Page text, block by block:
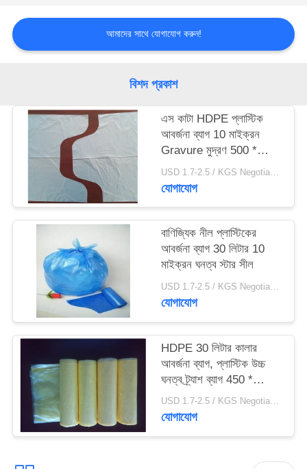
কেস
PRIVACY
POLICY
আমাদের সাথে যোগাযোগ করুন!
বিশদ প্রকাশ
এস কাটা HDPE প্লাস্টিক
আবর্জনা ব্যাগ 10 মাইক্রন
Gravure মুদ্রণ 500 *
600mm
USD 1.7-2.5 / KGS Negotiable MOQ:1000KGS
যোগাযোগ
বাণিজ্যিক নীল প্লাস্টিকের
আবর্জনা ব্যাগ 30 লিটার 10
মাইক্রন ঘনত্ব স্টার সীল
USD 1.7-2.5 / KGS Negotiable MOQ:1000KGS
যোগাযোগ
HDPE 30 লিটার কালার
আবর্জনা ব্যাগ, প্লাস্টিক উচ্চ
ঘনত্ব ট্র্যাশ ব্যাগ 450 *
500mm
USD 1.7-2.5 / KGS Negotiable MOQ:1000KGS
যোগাযোগ